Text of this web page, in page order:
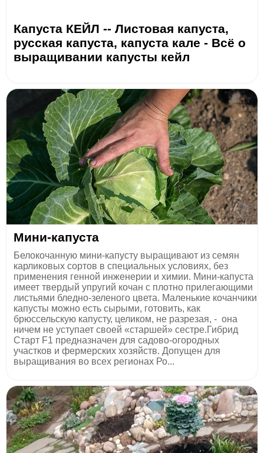
Капуста КЕЙЛ -- Листовая капуста,
русская капуста, капуста кале - Всё о
выращивании капусты кейл
Мини-капуста
Белокочанную мини-капусту выращивают из семян
карликовых сортов в специальных условиях, без
применения генной инженерии и химии. Мини-капуста
имеет твердый упругий кочан с плотно прилегающими
листьями бледно-зеленого цвета. Маленькие кочанчики
капусты можно есть сырыми, готовить, как
брюссельскую капусту, целиком, не разрезая, - она
ничем не уступает своей «старшей» сестре.Гибрид
Старт F1 предназначен для садово-огородных
участков и фермерских хозяйств. Допущен для
выращивания во всех регионах Ро...